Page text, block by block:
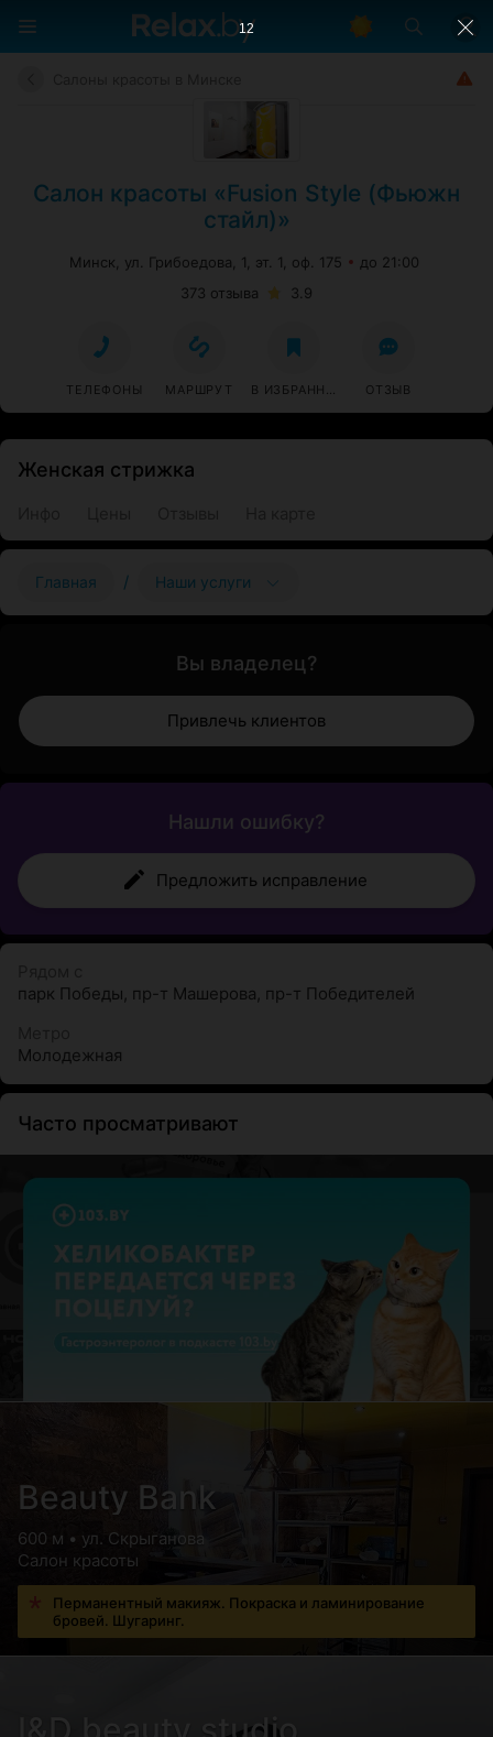
Салон красоты «Fusion Style (Фьюжн
стайл)»
Минск, ул. Грибоедова, 1, эт. 1, оф. 175
до 21:00
373 отзыва
3.9
ТЕЛЕФОНЫ МАРШРУТ В ИЗБРАННОЕ ОТЗЫВ
Женская стрижка
Главная / Наши услуги
Вы владелец?
Привлечь клиентов
Нашли ошибку?
Предложить исправление
парк Победы, пр-т Машерова, пр-т Победителей
Молодежная
Часто просматривают
Beauty Bank
600 м • ул. Скрыганова
Салон красоты
Перманентный макияж. Покраска и ламинирование
бровей. Шугаринг.
11